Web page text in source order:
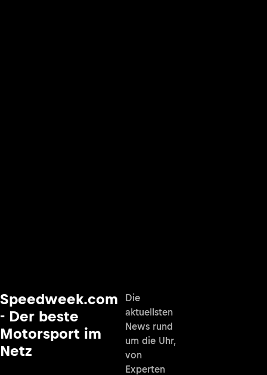
Speedweek.com
- Der beste
Motorsport im
Netz
Die
aktuellsten
News rund
um die Uhr,
von
Experten